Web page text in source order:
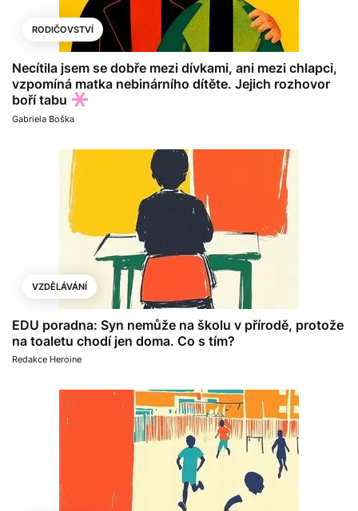
RODIČOVSTVÍ
Necítila jsem se dobře mezi dívkami, ani mezi chlapci,
vzpomíná matka nebinárního dítěte. Jejich rozhovor
boří tabu
Gabriela Boška
VZDĚLÁVÁNÍ
EDU poradna: Syn nemůže na školu v přírodě, protože
na toaletu chodí jen doma. Co s tím?
Redakce Heroine